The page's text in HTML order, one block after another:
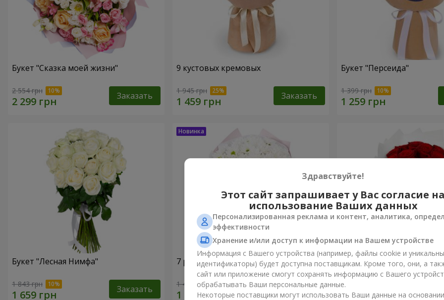
Букет "Сказка моей жизни"
2 554 грн Заказать
9 кустовых кремовых
1 945 грн Заказать
Букет "Персеида"
1 399 грн
Букет "Лесная Нимфа"
1 843 грн Заказать
7 ромашковых хризантем
1 411 грн Заказать
Монобукет из 11 красных
1 374 грн
Здравствуйте!
Этот сайт запрашивает у Вас согласие на
использование Ваших данных
Персонализированная реклама и контент, аналитика,
эффективности
Хранение и/или доступ к информации на Вашем устройстве
Информация с Вашего устройства (например, файлы cookie и
идентификаторы) будет доступна поставщикам. Кроме того, они, а
сайт или приложение смогут сохранять информацию с Вашего
обрабатывать Ваши персональные данные.
Некоторые поставщики могут использовать Ваши данные на основании